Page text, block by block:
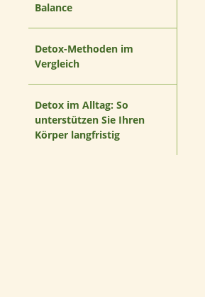
Balance
Detox-Methoden im
Vergleich
Detox im Alltag: So
unterstützen Sie Ihren
Körper langfristig